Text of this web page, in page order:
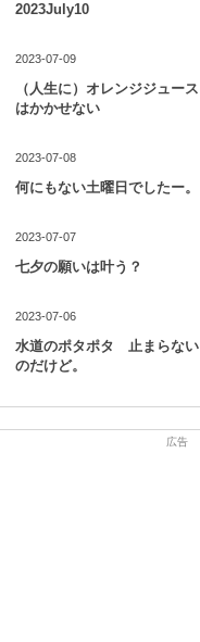
2023July10
2023-07-09
（人生に）オレンジジュース
はかかせない
2023-07-08
何にもない土曜日でしたー。
2023-07-07
七夕の願いは叶う？
2023-07-06
水道のポタポタ 止まらない
のだけど。
広告